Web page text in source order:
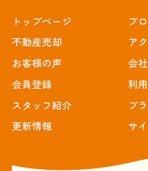
トップぺージ
不動産売却
お客様の声
会員登録
スタッフ紹介
更新情報
ブ
ア
会
利
プ
サ